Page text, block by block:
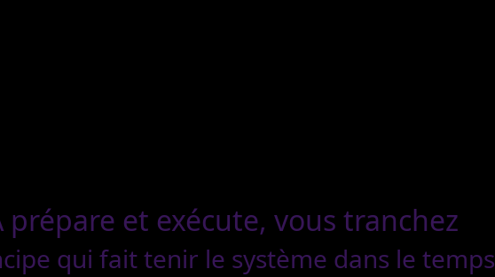
prépare et exécute, vous tranchez
qui fait tenir le système dans le temps